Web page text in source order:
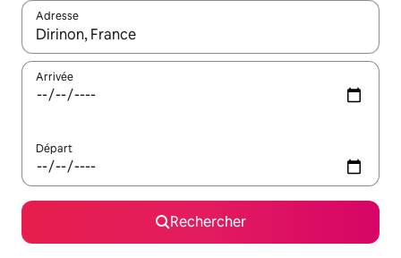
Adresse
Lorsque les résultats s'affichent, utilisez les flèches vers le
Arrivée
Départ
Rechercher